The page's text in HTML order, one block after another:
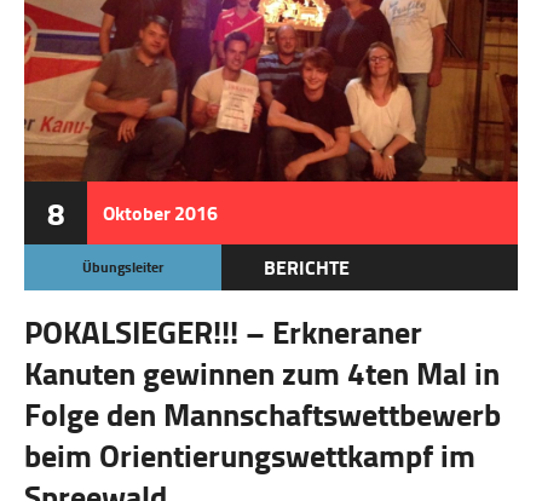
8 Oktober2016
Übungsleiter BERICHTE
POKALSIEGER!!! – Erkneraner
Kanuten gewinnen zum 4ten Mal in
Folge den Mannschaftswettbewerb
beim Orientierungswettkampf im